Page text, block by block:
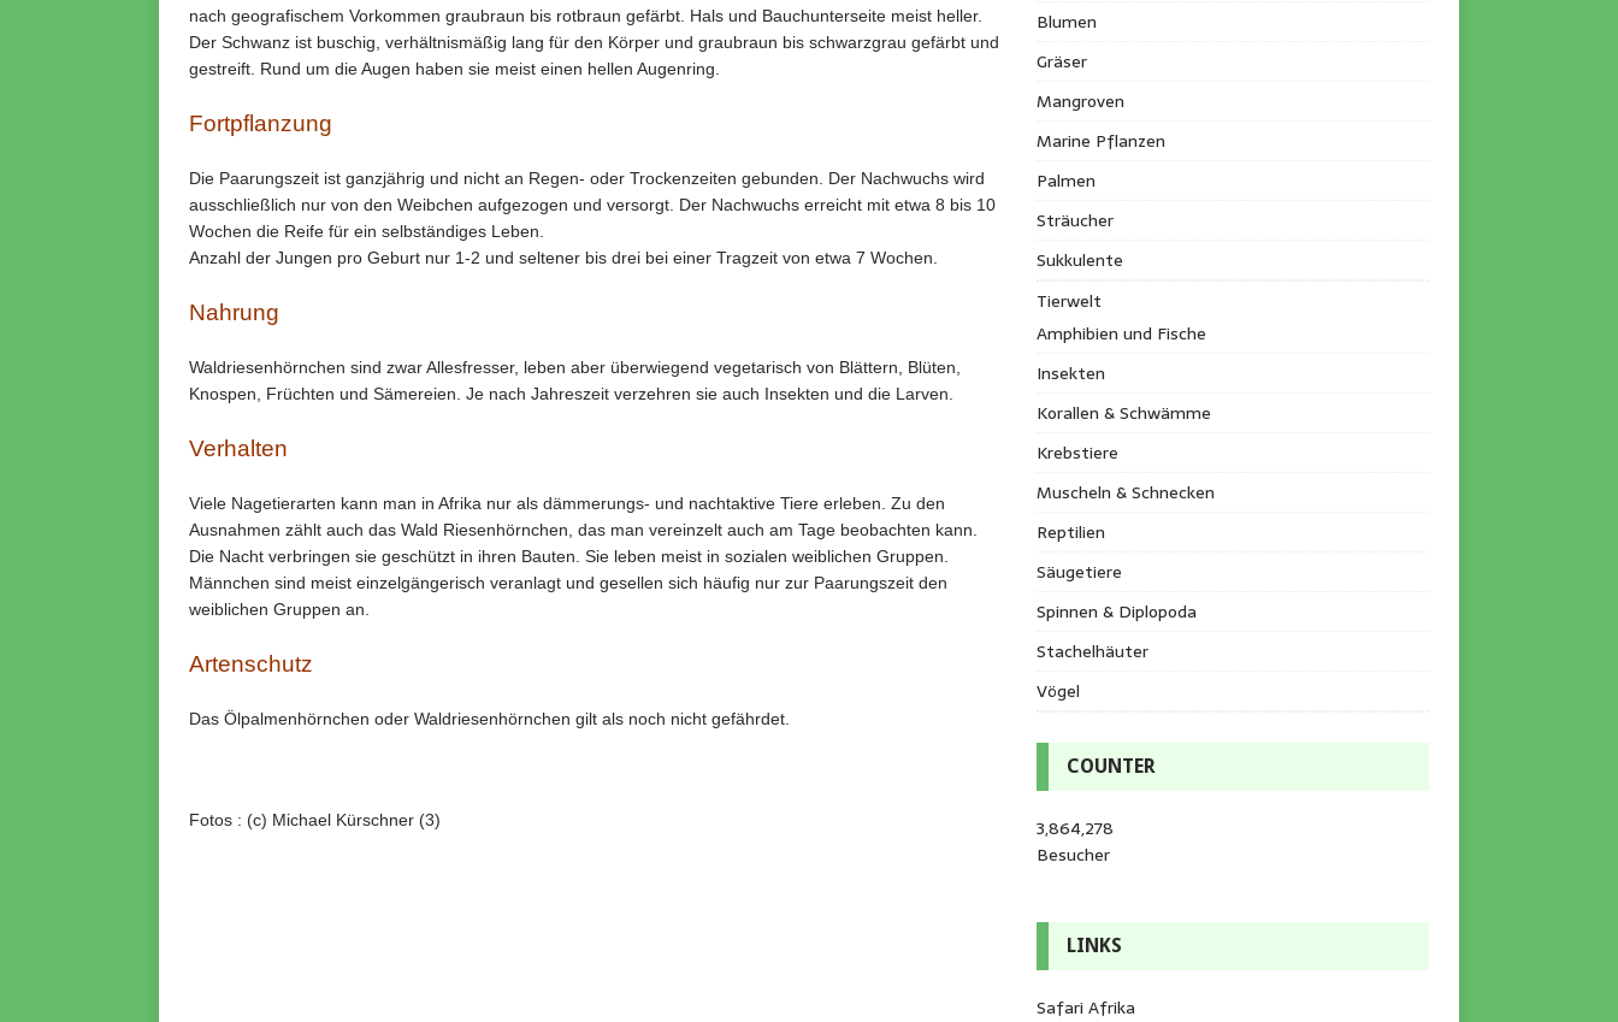
nach geografischem Vorkommen graubraun bis rotbraun gefärbt. Hals und Bauchunterseite meist heller.
Der Schwanz ist buschig, verhältnismäßig lang für den Körper und graubraun bis schwarzgrau gefärbt und
gestreift. Rund um die Augen haben sie meist einen hellen Augenring.
Fortpflanzung
Die Paarungszeit ist ganzjährig und nicht an Regen- oder Trockenzeiten gebunden. Der Nachwuchs wird
ausschließlich nur von den Weibchen aufgezogen und versorgt. Der Nachwuchs erreicht mit etwa 8 bis 10
Wochen die Reife für ein selbständiges Leben.
Anzahl der Jungen pro Geburt nur 1-2 und seltener bis drei bei einer Tragzeit von etwa 7 Wochen.
Nahrung
Waldriesenhörnchen sind zwar Allesfresser, leben aber überwiegend vegetarisch von Blättern, Blüten,
Knospen, Früchten und Sämereien. Je nach Jahreszeit verzehren sie auch Insekten und die Larven.
Verhalten
Viele Nagetierarten kann man in Afrika nur als dämmerungs- und nachtaktive Tiere erleben. Zu den
Ausnahmen zählt auch das Wald Riesenhörnchen, das man vereinzelt auch am Tage beobachten kann.
Die Nacht verbringen sie geschützt in ihren Bauten. Sie leben meist in sozialen weiblichen Gruppen.
Männchen sind meist einzelgängerisch veranlagt und gesellen sich häufig nur zur Paarungszeit den
weiblichen Gruppen an.
Artenschutz
Das Ölpalmenhörnchen oder Waldriesenhörnchen gilt als noch nicht gefährdet.
Fotos : (c) Michael Kürschner (3)
Blumen
Gräser
Mangroven
Marine Pflanzen
Palmen
Sträucher
Sukkulente
Tierwelt
Amphibien und Fische
Insekten
Korallen & Schwämme
Krebstiere
Muscheln & Schnecken
Reptilien
Säugetiere
Spinnen & Diplopoda
Stachelhäuter
Vögel
COUNTER
3,864,278
Besucher
LINKS
Safari Afrika